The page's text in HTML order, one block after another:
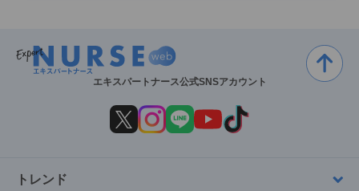
エキスパートナース公式SNSアカウント
トレンド